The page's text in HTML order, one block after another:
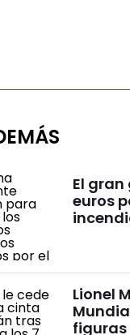
El gran
euros
Lionel
figuras